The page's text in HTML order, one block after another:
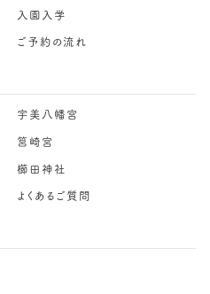
入園入学
ご予約の流れ
宇美八幡宮
筥崎宮
櫛田神社
よくあるご質問